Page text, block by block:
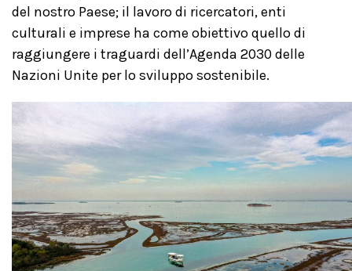
del nostro Paese; il lavoro di ricercatori, enti
culturali e imprese ha come obiettivo quello di
raggiungere i traguardi dell’Agenda 2030 delle
Nazioni Unite per lo sviluppo sostenibile.